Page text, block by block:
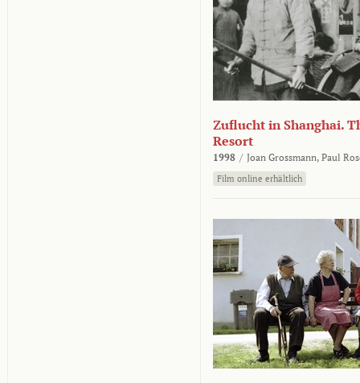
Zuflucht in Shanghai.
Resort
1998 / Joan Grossmann, Paul
Film online erhältlich